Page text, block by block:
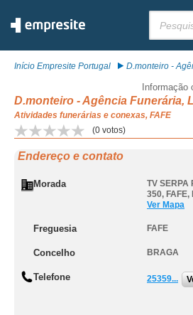
Início Empresite Portugal D.monteiro -
Informação
D.monteiro - Agência Funerária,
Atividades funerárias e conexas, FAFE
(0 votos)
Endereço e contato
Morada
TV SERPA
350, FAFE,
Ver Mapa
Freguesia FAFE
Concelho BRAGA
Telefone 25359...